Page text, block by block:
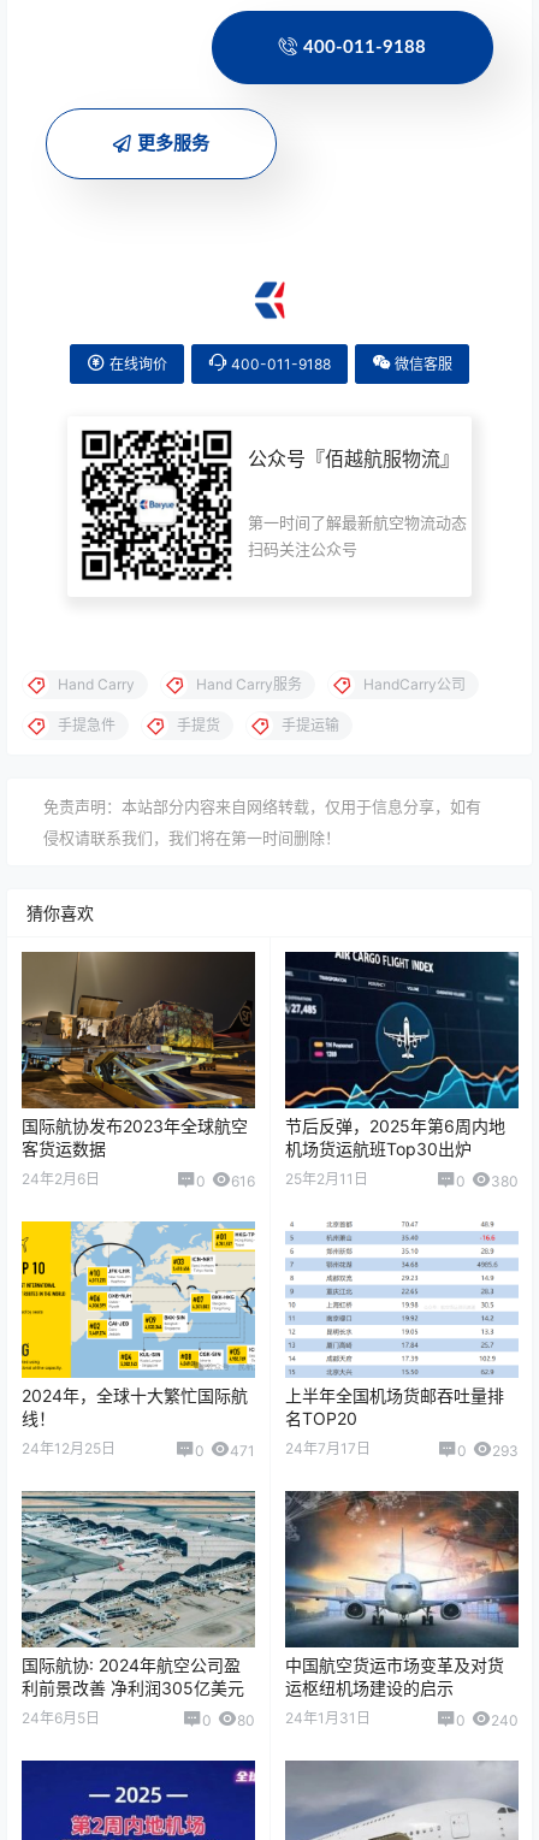
400-011-9188
更多服务
在线询价 400-011-9188 微信客服
公众号『佰越航服物流』
第一时间了解最新航空物流动态
扫码关注公众号
Hand Carry Hand Carry服务 HandCarry公司
手提急件 手提货 手提运输
免责声明：本站部分内容来自网络转载，仅用于信息分享，如有
侵权请联系我们，我们将在第一时间删除！
猜你喜欢
国际航协发布2023年全球航空
客货运数据
24年2月6日 0 616
节后反弹，2025年第6周内地
机场货运航班Top30出炉
25年2月11日 0 380
2024年，全球十大繁忙国际航
线！
24年12月25日 0 471
上半年全国机场货邮吞吐量排
名TOP20
24年7月17日 0 293
国际航协: 2024年航空公司盈
利前景改善 净利润305亿美元
24年6月5日 0 80
中国航空货运市场变革及对货
运枢纽机场建设的启示
24年1月31日 0 240